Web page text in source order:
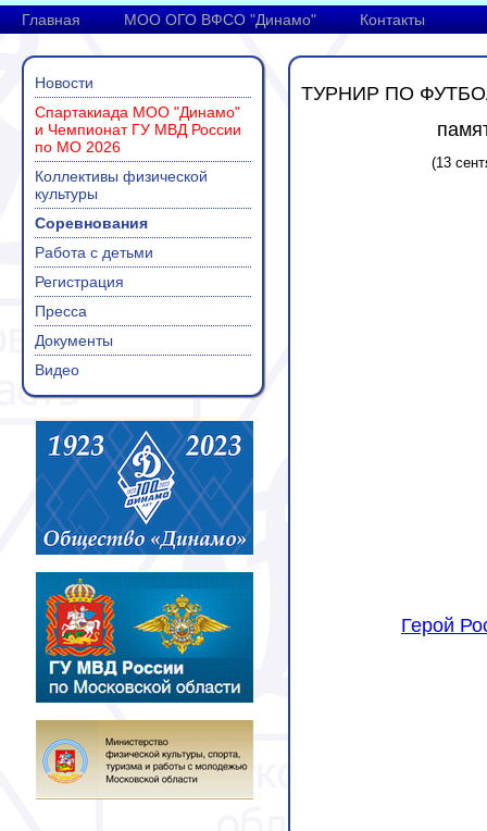
Главная МОО ОГО ВФСО "Динамо" Контакты
Новости
Спартакиада МОО "Динамо"
и Чемпионат ГУ МВД России
по МО 2026
Коллективы физической
культуры
Соревнования
Работа с детьми
Регистрация
Пресса
Документы
Видео
ТУРНИР ПО
(13
Герой